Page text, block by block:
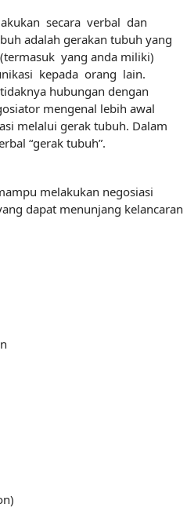
secara verbal dan
adalah gerakan tubuh yang
yang anda miliki)
kepada orang lain.
hubungan dengan
mengenal lebih awal
melalui gerak tubuh. Dalam
“gerak tubuh”.
melakukan negosiasi
dapat menunjang kelancaran